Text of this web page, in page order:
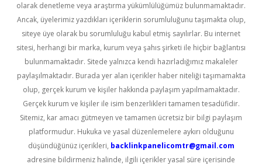
olarak denetleme veya araştırma yükümlülüğümüz bulunmamaktadır.
Ancak, üyelerimiz yazdıkları içeriklerin sorumluluğunu taşımakta olup,
siteye üye olarak bu sorumluluğu kabul etmiş sayılırlar. Bu internet
sitesi, herhangi bir marka, kurum veya şahıs şirketi ile hiçbir bağlantısı
bulunmamaktadır. Sitede yalnızca kendi hazırladığımız makaleler
paylaşılmaktadır. Burada yer alan içerikler haber niteliği taşımamakta
olup, gerçek kurum ve kişiler hakkında paylaşım yapılmamaktadır.
Gerçek kurum ve kişiler ile isim benzerlikleri tamamen tesadüfidir.
Sitemiz, kar amacı gütmeyen ve tamamen ücretsiz bir bilgi paylaşım
platformudur. Hukuka ve yasal düzenlemelere aykırı olduğunu
düşündüğünüz içerikleri, backlinkpanelicomtr@gmail.com
adresine bildirmeniz halinde, ilgili içerikler yasal süre içerisinde